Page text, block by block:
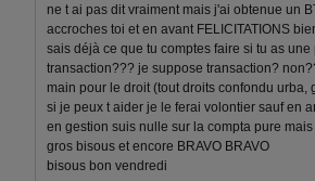
ne t ai pas dit vraiment mais j'ai obtenue un
accroches toi et en avant FELICITATIONS
sais déjà ce que tu comptes faire si tu as
transaction??? je suppose transaction?
main pour le droit (tout droits confondu urba,
si je peux t aider je le ferai volontier sauf en
en gestion suis nulle sur la compta pure
gros bisous et encore BRAVO BRAVO
bisous bon vendredi